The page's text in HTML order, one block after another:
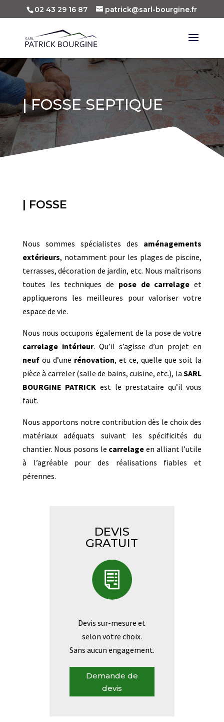
02 43 29 16 87 patrick@sarl-bourgine.fr
| FOSSE SEPTIQUE
| FOSSE
Nous sommes spécialistes des aménagements
extérieurs, notamment pour les plages de piscine,
terrasses, décoration de jardin, etc. Nous maîtrisons
toutes les techniques de pose de carrelage et
appliquerons les meilleures pour valoriser votre
espace de vie.
Nous nous occupons également de la pose de votre
carrelage intérieur. Qu’il s’agisse d’un projet en
neufou d’une rénovation, et ce, quelle que soit la
pièce à carreler (salle de bains, cuisine, etc.), laSARL
BOURGINE PATRICK est le prestataire qu’il vous
faut.
Nous apportons notre contribution dès le choix des
matériaux adéquats suivant les spécificités du
chantier. Nous posons le carrelage en alliant l’utile
à l’agréable pour des réalisations fiables et
pérennes.
DEVIS
GRATUIT
Devis sur-mesure et
selon votre choix.
Sans aucun engagement.
Demande de
devis